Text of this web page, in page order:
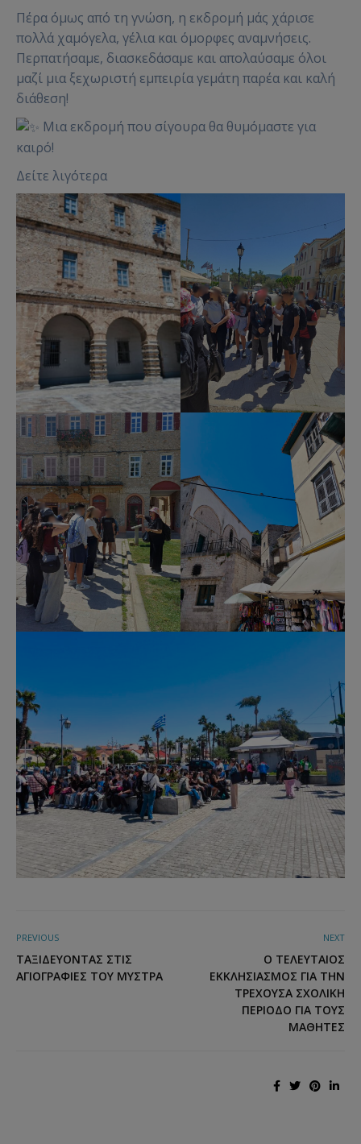
Πέρα όμως από τη γνώση, η εκδρομή μάς χάρισε
πολλά χαμόγελα, γέλια και όμορφες αναμνήσεις.
Περπατήσαμε, διασκεδάσαμε και απολαύσαμε όλοι
μαζί μια ξεχωριστή εμπειρία γεμάτη παρέα και καλή
διάθεση!
Μια εκδρομή που σίγουρα θα θυμόμαστε για
καιρό!
Δείτε λιγότερα
PREVIOUS
ΤΑΞΙΔΕΎΟΝΤΑΣ ΣΤΙΣ
ΑΓΙΟΓΡΑΦΊΕΣ ΤΟΥ ΜΥΣΤΡΆ
NEXT
Ο ΤΕΛΕΥΤΑΊΟΣ
ΕΚΚΛΗΣΙΑΣΜΌΣ ΓΙΑ ΤΗΝ
ΤΡΈΧΟΥΣΑ ΣΧΟΛΙΚΉ
ΠΕΡΊΟΔΟ ΓΙΑ ΤΟΥΣ
ΜΑΘΗΤΈΣ